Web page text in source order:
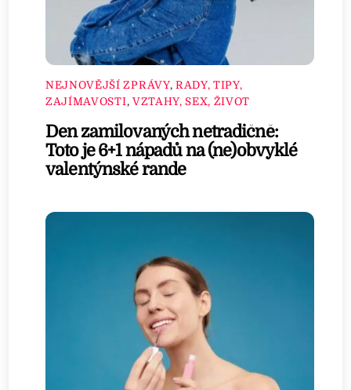
NEJNOVĚJŠÍ ZPRÁVY, RADY, TIPY,
ZAJÍMAVOSTI, VZTAHY, SEX, ŽIVOT
Den zamilovaných netradičně:
Toto je 6+1 nápadů na (ne)obvyklé
valentýnské rande